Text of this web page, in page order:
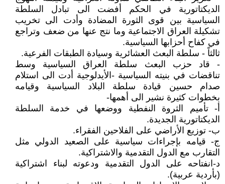
الديكتاتورية في الحكم أفضت الى تبادل السلطة
السياسية بين قوى الثورة المضادة وأدت الى تخريب
تشكيلة العراق الاجتماعية وما نتج عنها من ضعف وتراجع
في كفاح أحزابها السياسية.
ثالثاً - سلطة البعث العشائرية وسيادة الطبقات الفرعية.
- قاد حزب البعث سلطة العراق السياسية وسط
تناقضات في بنيته السياسية -الأيدلوجية أدت الى استلام
صدام حسين قيادة سلطة البلاد السياسية وقيامه
بخطوات كثيرة نشير الى أهمها-
أ- تأميم الثروة النفطية ووضعها في خدمة السلطة
الديكتاتورية الجديدة.
ب- توزيع الأراضي على الفلاحين الفقراء.
ج- قيامه بإجراءات سياسية على الصعيد الدولي مثل
التقارب مع الدول التقدمية والاشتراكية.
د-انفتاحه على الدول التقدمية ودعوته لبناء اشتراكية
(بأردية عربية).